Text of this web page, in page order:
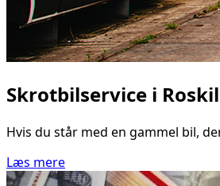
Skrotbilservice i
Hvis du står med en gammel bil,
Læs mere